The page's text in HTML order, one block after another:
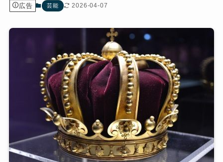
広告 芸能 2026-04-07